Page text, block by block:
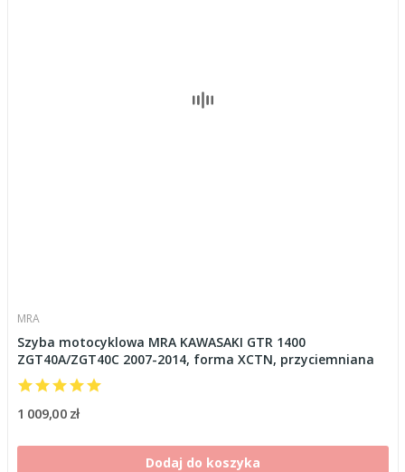
MRA
Szyba motocyklowa MRA KAWASAKI GTR 1400
ZGT40A/ZGT40C 2007-2014, forma XCTN, przyciemniana
1 009,00 zł
Dodaj do koszyka